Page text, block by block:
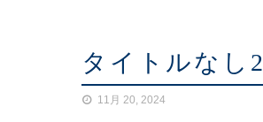
タイトルなし2
11月 20, 2024